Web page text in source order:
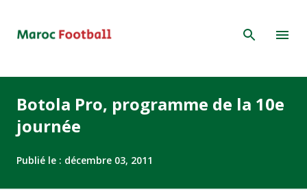
Botola Pro, programme de la 10e
journée
Publié le : décembre 03, 2011